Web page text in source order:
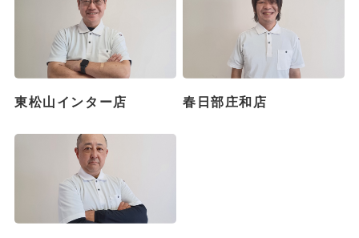
東松山インター店 春日部庄和店